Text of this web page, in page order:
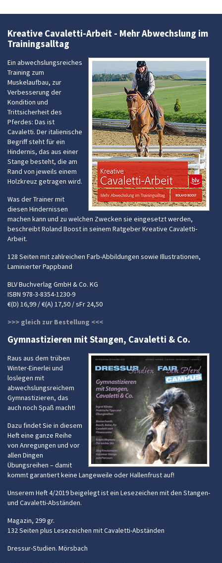
Kreative Cavaletti-Arbeit - Mehr Abwechslung im
Trainingsalltag
Ein abwechslungsreiches
Training zum
Muskelaufbau, zur
Verbesserung der
Kondition und
Trittsicherheit des
Pferdes: Das ist
Cavaletti. Der italienische
Begriff steht für ein
Hindernis, das aus einer
Stange besteht, die am
Rand von jeweils einem
Holzkreuz getragen wird.
Was der Trainer mit
diesen Hindernissen
machen kann und zu welchen Zwecken sie eingesetzt werden,
beschreibt Roland Boost in seinem Ratgeber Kreative Cavaletti-
Arbeit.
128 Seiten mit zahlreichen Farb-Abbildungen sowie Illustrationen,
Laminierter Pappband
BLV Buchverlag GmbH & Co. KG
ISBN 978-3-8354-1230-9
€(D) 16,99 / €(A) 17,50 / sFr 24,50
>>> gleich zur Bestellung <<<
Gymnastizieren mit Stangen, Cavaletti & Co.
Raus aus dem trüben
Winter-Einerlei und
loslegen mit
abwechslungsreichem
Gymnastizieren, das
auch noch Spaß macht!
Dazu findet Sie in diesem
Heft eine ganze Reihe
von Anregungen und vor
allen Dingen
Übungsreihen – damit
kommt garantiert keine Langeweile oder Hallenfrust auf!
Unserem Heft 4/2019 beigelegt ist ein Lesezeichen mit den Stangen-
und Cavaletti-Abständen.
Magazin, 299 gr.
132 Seiten plus Lesezeichen mit Cavaletti-Abständen
Dressur-Studien. Mörsbach